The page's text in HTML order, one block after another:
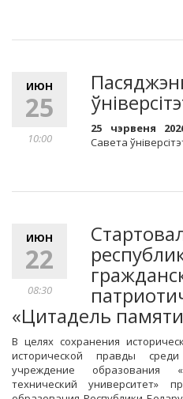
ИЮН
25
10:00
25 чэрвеня
Савета
ИЮН
22
08:30
«Цитадель
В целях сохранения
исторической правды
учреждение образования
технический университет»